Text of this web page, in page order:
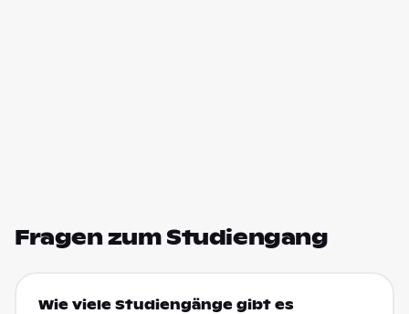
Fragen zum Studiengang
Wie viele Studiengänge gibt es